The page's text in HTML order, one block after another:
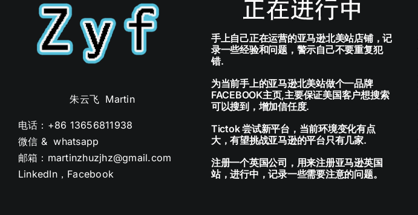
朱云飞 Martin
电话：+86 13656811938
微信 & whatsapp
邮箱：martinzhuzjhz@gmail.com
LinkedIn， Facebook
手上自己正在运营的亚马逊北美站店铺，记
录一些经验和问题，警示自己不要重复犯
错.
为当前手上的亚马逊北美站做个一品牌
FACEBOOK主页,主要保证美国客户想搜索
可以搜到，增加信任度.
Tictok 尝试新平台，当前环境变化有点
大，有望挑战亚马逊的平台只有几家.
注册一个英国公司，用来注册亚马逊英国
站，进行中，记录一些需要注意的问题。